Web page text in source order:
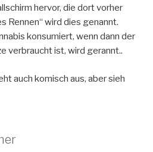
hervor, die dort vorher
Rennen“ wird dies genannt.
konsumiert, wenn dann der
verbraucht ist, wird gerannt..
auch komisch aus, aber sieh